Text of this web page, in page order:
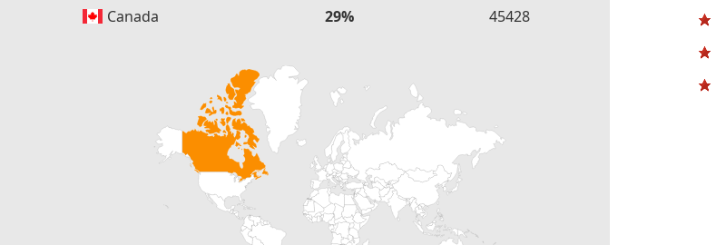
Canada 29% 45428